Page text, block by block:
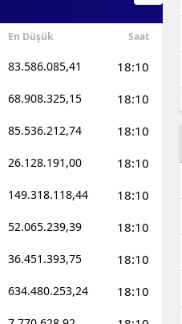
En Düşük Saat
83.586.085,41 18:10
68.908.325,15 18:10
85.536.212,74 18:10
26.128.191,00 18:10
149.318.118,44 18:10
52.065.239,39 18:10
36.451.393,75 18:10
634.480.253,24 18:10